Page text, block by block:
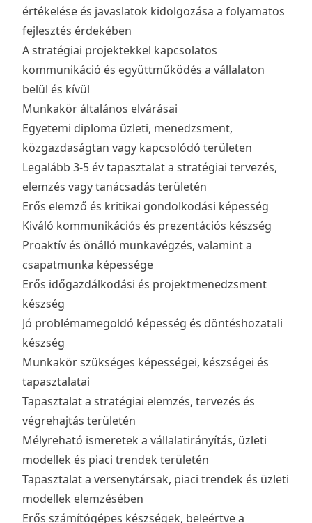
értékelése és javaslatok kidolgozása a folyamatos
fejlesztés érdekében
A stratégiai projektekkel kapcsolatos
kommunikáció és együttműködés a vállalaton
belül és kívül
Munkakör általános elvárásai
Egyetemi diploma üzleti, menedzsment,
közgazdaságtan vagy kapcsolódó területen
Legalább 3-5 év tapasztalat a stratégiai tervezés,
elemzés vagy tanácsadás területén
Erős elemző és kritikai gondolkodási képesség
Kiváló kommunikációs és prezentációs készség
Proaktív és önálló munkavégzés, valamint a
csapatmunka képessége
Erős időgazdálkodási és projektmenedzsment
készség
Jó problémamegoldó képesség és döntéshozatali
készség
Munkakör szükséges képességei, készségei és
tapasztalatai
Tapasztalat a stratégiai elemzés, tervezés és
végrehajtás területén
Mélyreható ismeretek a vállalatirányítás, üzleti
modellek és piaci trendek területén
Tapasztalat a versenytársak, piaci trendek és üzleti
modellek elemzésében
Erős számítógépes készségek, beleértve a